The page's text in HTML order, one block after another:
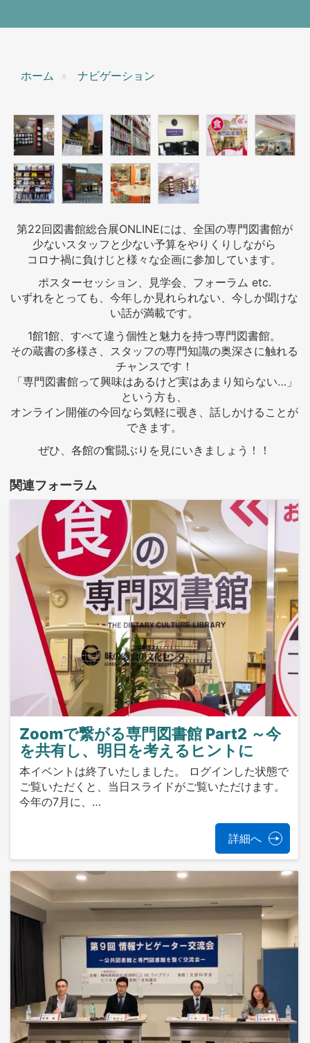
ホーム ナビゲーション
第22回図書館総合展ONLINEには、全国の専門図書館が
少ないスタッフと少ない予算をやりくりしながら
コロナ禍に負けじと様々な企画に参加しています。
ポスターセッション、見学会、フォーラム etc.
いずれをとっても、今年しか見れられない、今しか聞けな
い話が満載です。
1館1館、すべて違う個性と魅力を持つ専門図書館。
その蔵書の多様さ、スタッフの専門知識の奥深さに触れる
チャンスです！
「専門図書館って興味はあるけど実はあまり知らない…」
という方も、
オンライン開催の今回なら気軽に覗き、話しかけることが
できます。
ぜひ、各館の奮闘ぶりを見にいきましょう！！
関連フォーラム
Zoomで繋がる専門図書館 Part2 ～今
を共有し、明日を考えるヒントに
本イベントは終了いたしました。 ログインした状態で
ご覧いただくと、当日スライドがご覧いただけます。
今年の7月に、…
詳細へ